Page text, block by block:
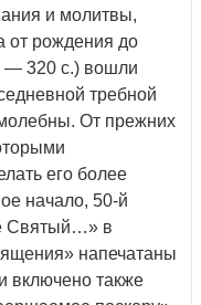
и молитвы,
от рождения до
— 320 с.) вошли
требной
От прежних
его более
начало, 50-й
Святый…» в
напечатаны
включено также